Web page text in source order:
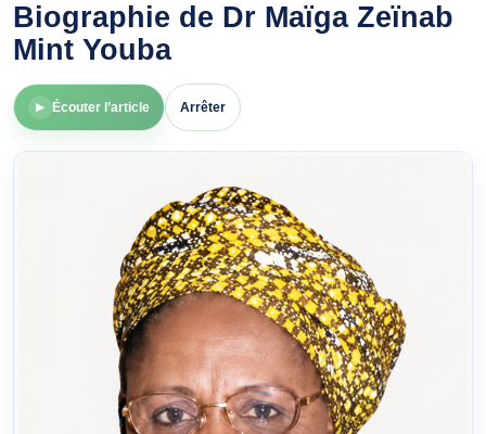
Biographie de Dr Maïga Zeïnab
Mint Youba
▶ Écouter l’article Arrêter